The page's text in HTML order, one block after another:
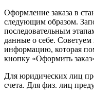
Оформление заказа в
следующим образом.
последовательным
данные о себе. Советуем
информацию, которая
кнопку «Оформить
Для юридических лиц
счета. Для физ. лиц